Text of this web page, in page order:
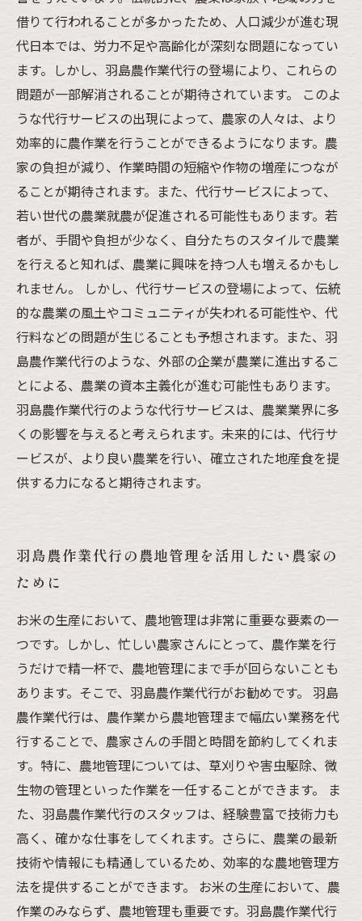
借りて行われることが多かったため、人口減少が進む現
代日本では、労力不足や高齢化が深刻な問題になってい
ます。しかし、羽島農作業代行の登場により、これらの
問題が一部解消されることが期待されています。 このよ
うな代行サービスの出現によって、農家の人々は、より
効率的に農作業を行うことができるようになります。農
家の負担が減り、作業時間の短縮や作物の増産につなが
ることが期待されます。また、代行サービスによって、
若い世代の農業就農が促進される可能性もあります。若
者が、手間や負担が少なく、自分たちのスタイルで農業
を行えると知れば、農業に興味を持つ人も増えるかもし
れません。 しかし、代行サービスの登場によって、伝統
的な農業の風土やコミュニティが失われる可能性や、代
行料などの問題が生じることも予想されます。また、羽
島農作業代行のような、外部の企業が農業に進出するこ
とによる、農業の資本主義化が進む可能性もあります。
羽島農作業代行のような代行サービスは、農業業界に多
くの影響を与えると考えられます。未来的には、代行サ
ービスが、より良い農業を行い、確立された地産食を提
供する力になると期待されます。
羽島農作業代行の農地管理を活用したい農家の
ために
お米の生産において、農地管理は非常に重要な要素の一
つです。しかし、忙しい農家さんにとって、農作業を行
うだけで精一杯で、農地管理にまで手が回らないことも
あります。そこで、羽島農作業代行がお勧めです。 羽島
農作業代行は、農作業から農地管理まで幅広い業務を代
行することで、農家さんの手間と時間を節約してくれま
す。特に、農地管理については、草刈りや害虫駆除、微
生物の管理といった作業を一任することができます。 ま
た、羽島農作業代行のスタッフは、経験豊富で技術力も
高く、確かな仕事をしてくれます。さらに、農業の最新
技術や情報にも精通しているため、効率的な農地管理方
法を提供することができます。 お米の生産において、農
作業のみならず、農地管理も重要です。羽島農作業代行